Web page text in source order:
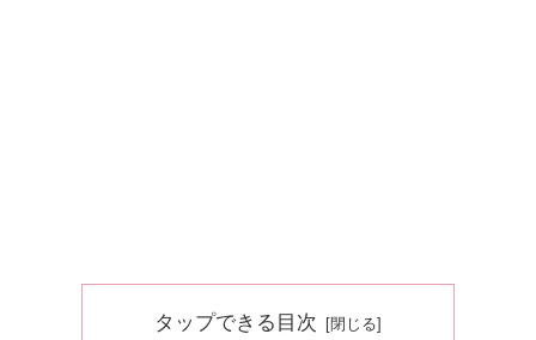
タップできる目次